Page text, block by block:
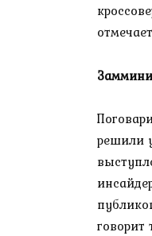
решили
говорит